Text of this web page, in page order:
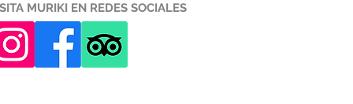
MURIKI EN REDES SOCIALES